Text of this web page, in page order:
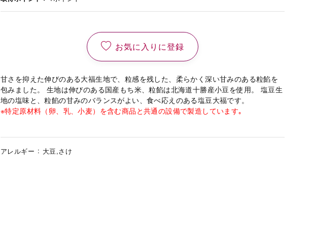
お気に入りに登録
甘さを抑えた伸びのある大福生地で、粒感を残した、柔らかく深い甘みのある粒餡を
包みました。 生地は伸びのある国産もち米、粒餡は北海道十勝産小豆を使用。 塩豆生
地の塩味と、粒餡の甘みのバランスがよい、食べ応えのある塩豆大福です。
※特定原材料（卵、乳、小麦）を含む商品と共通の設備で製造しています｡
アレルギー 大豆,さけ